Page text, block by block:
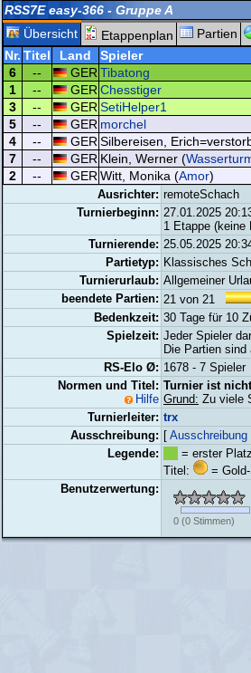
RSS7E easy-366 - Gruppe A
Übersicht
Etappenplan Partien
Nr. Titel Land Spieler
6
-- GER Tibatong
1
-- GER Chesstiger
3
-- GER SetiHelper1
5
-- GER morchel
4
-- GER Silbereisen,
7
-- GER Klein, Werner (
2
-- GER Witt, Monika (Amor)
Ausrichter: remoteSchach
Turnierbeginn: 27.01.2025
1 Etappe (keine
Turnierende: 25.05.2025
Partietyp: Klassisches
Turnierurlaub: Allgemeiner
beendete Partien: 21 von 21
Bedenkzeit: 30 Tage für 10
Spielzeit: Jeder Spieler
Die Partien
RS-Elo Ø: 1678 - 7 Spieler
Normen und Titel:
Hilfe
Turnier ist
Grund: Zu viele
Turnierleiter: trx
Ausschreibung: [ Ausschreibung
Legende:
= erster
Titel:
=
Benutzerwertung:
0 (0 Stimmen)